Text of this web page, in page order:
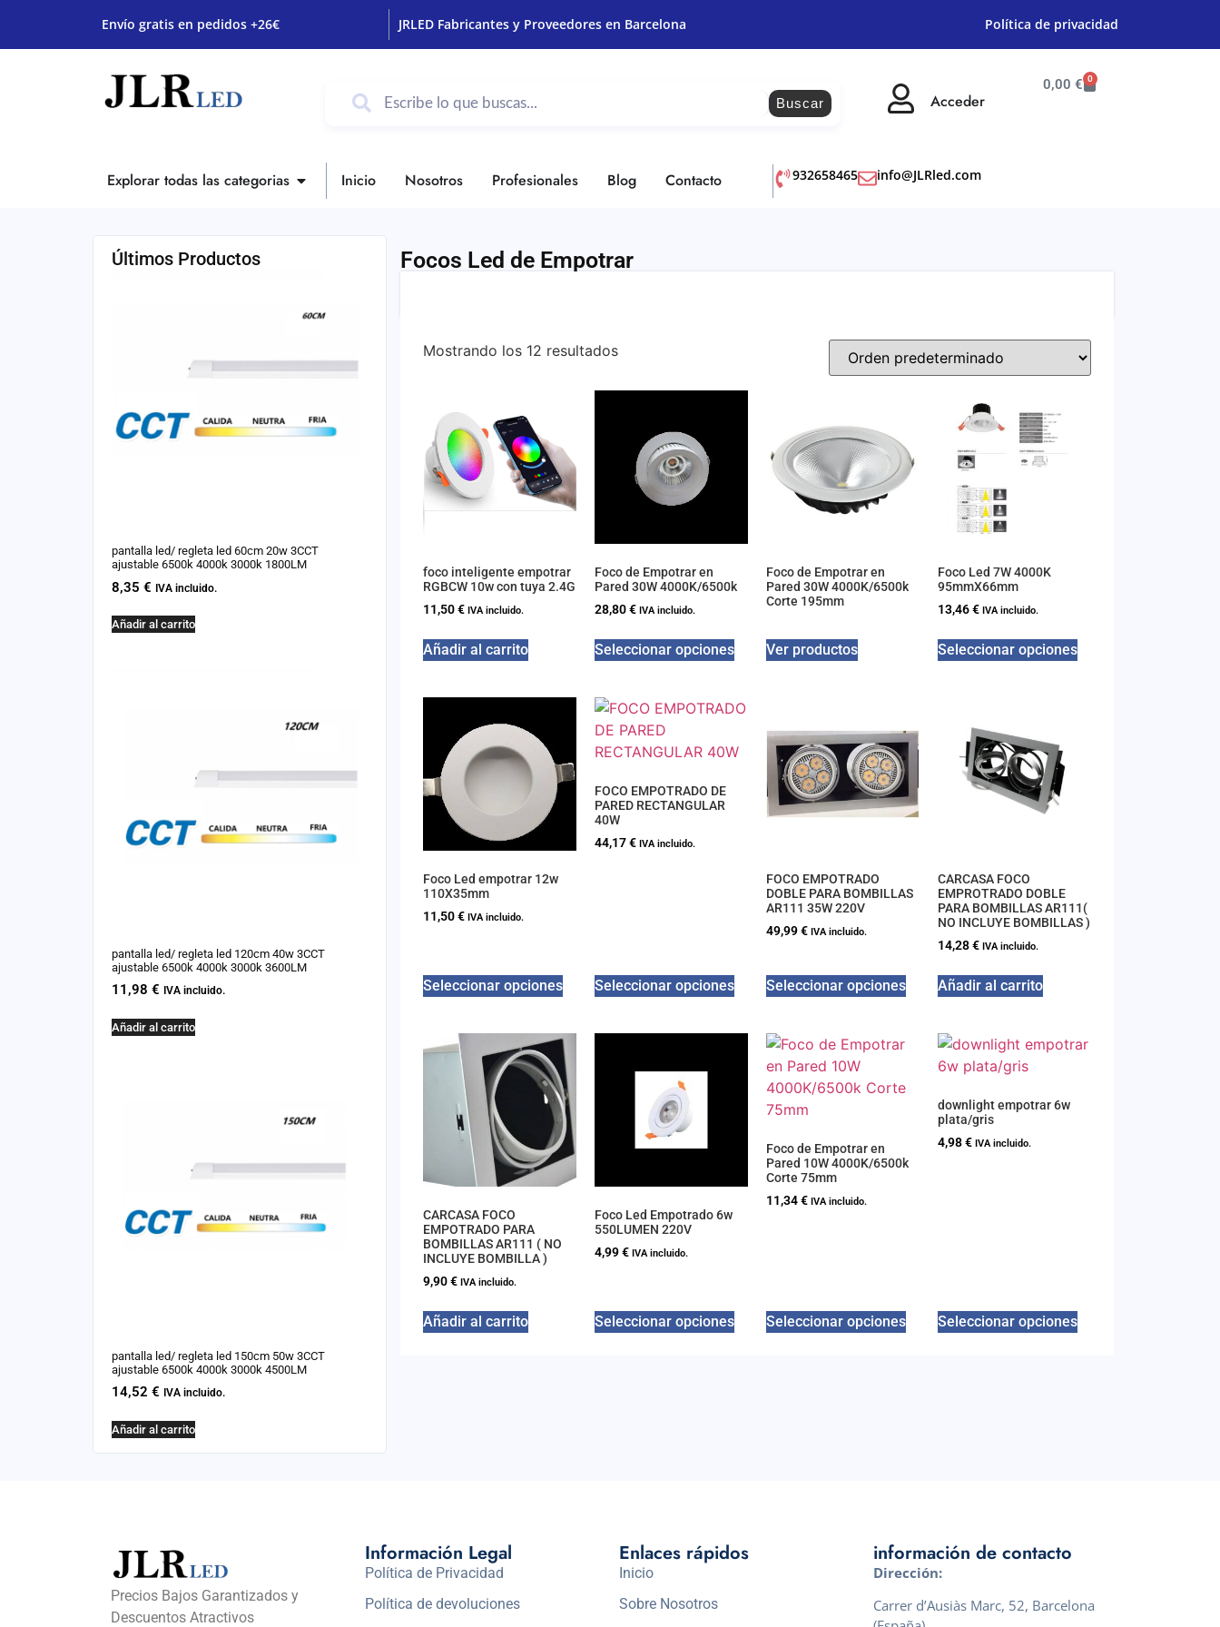
Envío gratis en pedidos +26€ JRLED Fabricantes y Proveedores en Barcelona Política de privacidad
Buscar Acceder
0,00 € 0
Explorar todas las categorias Inicio Nosotros Profesionales Blog Contacto 932658465 info@JLRled.com
Últimos Productos
pantalla led/ regleta led 60cm 20w 3CCT
ajustable 6500k 4000k 3000k 1800LM
8,35 € IVA incluido.
Añadir al carrito
pantalla led/ regleta led 120cm 40w 3CCT
ajustable 6500k 4000k 3000k 3600LM
11,98 € IVA incluido.
Añadir al carrito
pantalla led/ regleta led 150cm 50w 3CCT
ajustable 6500k 4000k 3000k 4500LM
14,52 € IVA incluido.
Añadir al carrito
Focos Led de Empotrar
Mostrando los 12 resultados
foco inteligente empotrar
RGBCW 10w con tuya 2.4G
11,50€ IVA incluido.
Añadir al carrito
Foco de Empotrar en
Pared 30W 4000K/6500k
28,80€ IVA incluido.
Seleccionar opciones
Foco de Empotrar en
Pared 30W 4000K/6500k
Corte 195mm
Ver productos
Foco Led 7W 4000K
95mmX66mm
13,46€ IVA incluido.
Seleccionar opciones
Foco Led empotrar 12w
110X35mm
11,50€ IVA incluido.
Seleccionar opciones
FOCO EMPOTRADO DE
PARED RECTANGULAR
40W
44,17€ IVA incluido.
Seleccionar opciones
FOCO EMPOTRADO
DOBLE PARA BOMBILLAS
AR111 35W 220V
49,99€ IVA incluido.
Seleccionar opciones
CARCASA FOCO
EMPROTRADO DOBLE
PARA BOMBILLAS AR111(
NO INCLUYE BOMBILLAS )
14,28€ IVA incluido.
Añadir al carrito
CARCASA FOCO
EMPOTRADO PARA
BOMBILLAS AR111 ( NO
INCLUYE BOMBILLA )
9,90€ IVA incluido.
Añadir al carrito
Foco Led Empotrado 6w
550LUMEN 220V
4,99€ IVA incluido.
Seleccionar opciones
Foco de Empotrar en
Pared 10W 4000K/6500k
Corte 75mm
11,34€ IVA incluido.
Seleccionar opciones
downlight empotrar 6w
plata/gris
4,98€ IVA incluido.
Seleccionar opciones
Precios Bajos Garantizados y
Descuentos Atractivos
Información Legal
Política de Privacidad
Política de devoluciones
Enlaces rápidos
Inicio
Sobre Nosotros
información de contacto
Dirección:
Carrer d’Ausiàs Marc, 52, Barcelona